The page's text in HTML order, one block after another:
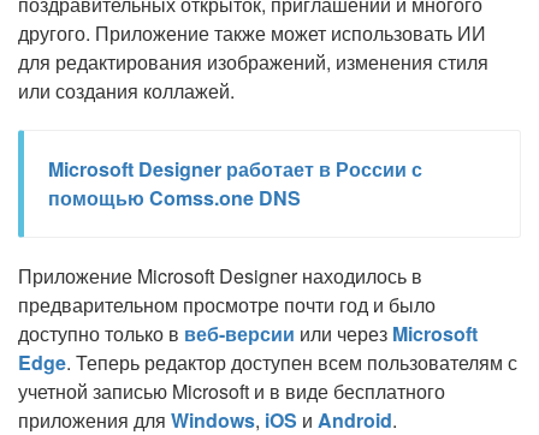
другого. Приложение также может использовать ИИ
для редактирования изображений, изменения стиля
или создания коллажей.
Microsoft Designer работает в России с
помощью Comss.one DNS
Приложение Microsoft Designer находилось в
предварительном просмотре почти год и было
доступно только в веб-версии или через Microsoft
Edge. Теперь редактор доступен всем пользователям с
учетной записью Microsoft и в виде бесплатного
приложения для Windows, iOS и Android.